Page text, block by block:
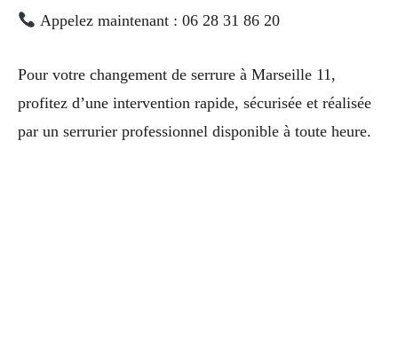
Appelez maintenant : 06 28 31 86 20
Pour votre changement de serrure à Marseille 11,
profitez d’une intervention rapide, sécurisée et réalisée
par un serrurier professionnel disponible à toute heure.